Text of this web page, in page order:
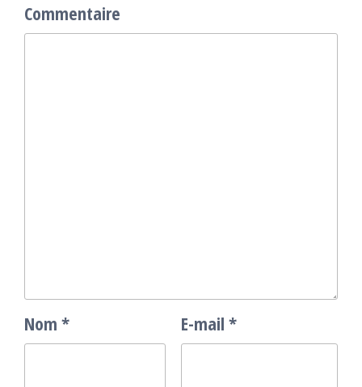
Commentaire
Nom * E-mail *